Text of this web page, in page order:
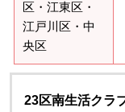
区・江東区・
江戸川区・中
央区
23区南生活クラ